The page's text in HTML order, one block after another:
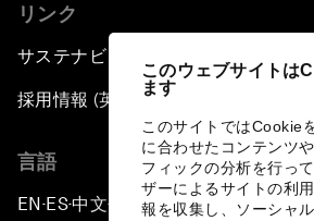
このウェブサイトは
ます
このサイトではCookie
に合わせたコンテンツ
フィックの分析を行っ
ザーによるサイトの利
報を収集し、ソーシャ
リンク
サステナビリティへの取り組み
採用情報 (英語のみ)
言語
EN ▪ES▪中文▪ 日本語